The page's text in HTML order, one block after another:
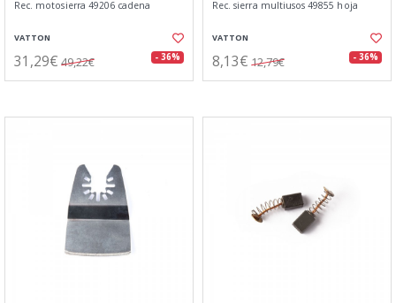
Rec. motosierra 49206 cadena
VATTON
31,29€ 49,22€ - 36%
Rec. sierra multiusos 49855 hoja
VATTON
8,13€ 12,79€ - 36%